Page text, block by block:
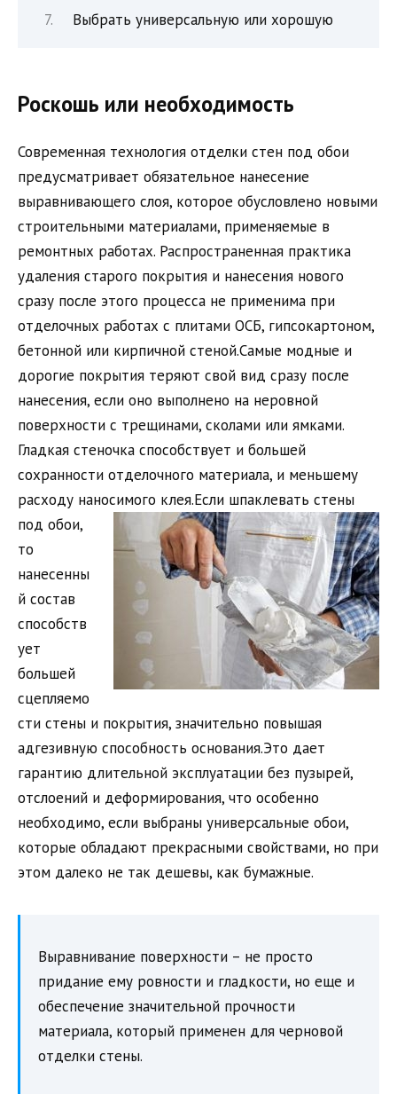
Выбрать универсальную или хорошую
Роскошь или необходимость
Современная технология отделки стен под обои
предусматривает обязательное нанесение
выравнивающего слоя, которое обусловлено новыми
строительными материалами, применяемые в
ремонтных работах. Распространенная практика
удаления старого покрытия и нанесения нового
сразу после этого процесса не применима при
отделочных работах с плитами ОСБ, гипсокартоном,
бетонной или кирпичной стеной.Самые модные и
дорогие покрытия теряют свой вид сразу после
нанесения, если оно выполнено на неровной
поверхности с трещинами, сколами или ямками.
Гладкая стеночка способствует и большей
сохранности отделочного материала, и меньшему
расходу наносимого клея.Если шпаклевать стены
под обои,
то
нанесенны
й состав
способств
ует
большей
сцепляемо
сти стены и покрытия, значительно повышая
адгезивную способность основания.Это дает
гарантию длительной эксплуатации без пузырей,
отслоений и деформирования, что особенно
необходимо, если выбраны универсальные обои,
которые обладают прекрасными свойствами, но при
этом далеко не так дешевы, как бумажные.
Выравнивание поверхности – не просто
придание ему ровности и гладкости, но еще и
обеспечение значительной прочности
материала, который применен для черновой
отделки стены.